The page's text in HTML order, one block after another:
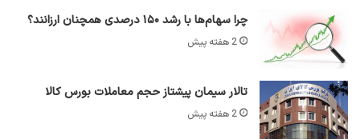
چرا سهام‌ها با رشد ۱۵۰ درصدی همچنان ارزانند؟
2 هفته پیش
تالار سیمان پیشتاز حجم معاملات بورس کالا
2 هفته پیش